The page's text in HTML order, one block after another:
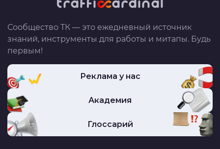
Сообщество ТК — это ежедневный источник
знаний, инструменты для работы и митапы. Будь
первым!
Реклама у нас
Академия
Глоссарий